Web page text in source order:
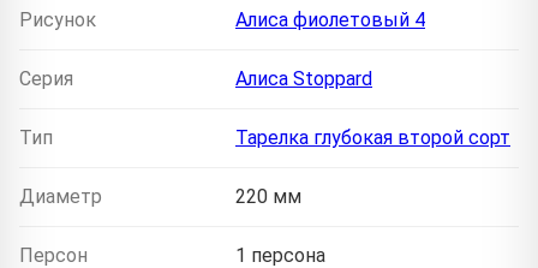
Рисунок Алиса фиолетовый 4
Серия Алиса Stoppard
Тип Тарелка глубокая второй сорт
Диаметр 220 мм
Персон 1 персона